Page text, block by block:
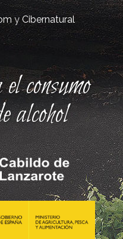
yCibernatural
consumo
alcohol